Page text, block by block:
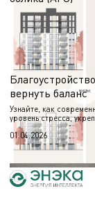
Этап АГО (АГР)
подготовки
работ и назначении
06.05.2026
вернуть баланс
Узнайте, как
уровень стресса,
отдыхом круглый год.
01.04.2026